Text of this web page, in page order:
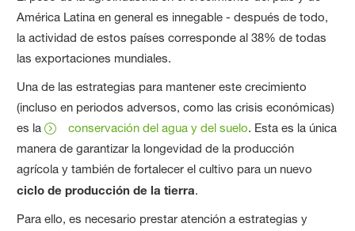
América Latina en general es innegable - después de todo,
la actividad de estos países corresponde al 38% de todas
las exportaciones mundiales.
Una de las estrategias para mantener este crecimiento
(incluso en periodos adversos, como las crisis económicas)
es la
conservación del agua y del suelo. Esta es la única
manera de garantizar la longevidad de la producción
agrícola y también de fortalecer el cultivo para un nuevo
ciclo de producción de la tierra.
Para ello, es necesario prestar atención a estrategias y